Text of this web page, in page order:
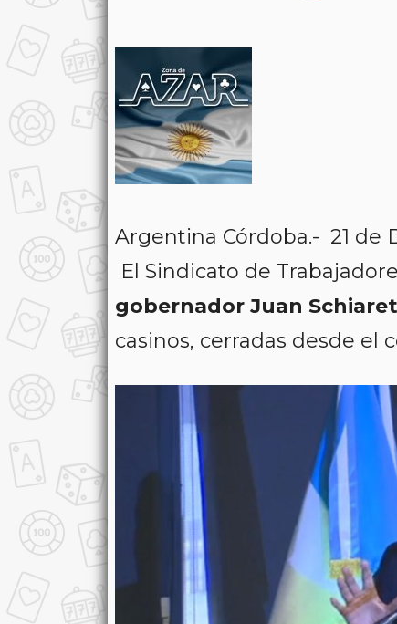
Argentina Córdoba.- 21 de
El Sindicato de
gobernador Juan
casinos, cerradas desde el